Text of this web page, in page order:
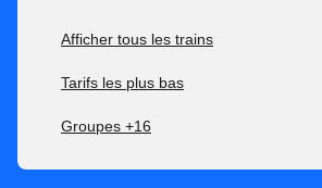
Afficher tous les trains
Tarifs les plus bas
Groupes +16